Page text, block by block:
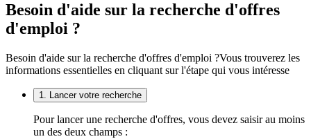
Besoin d'aide sur la recherche d'offres
d'emploi ?
Besoin d'aide sur la recherche d'offres d'emploi ?Vous trouverez les
informations essentielles en cliquant sur l'étape qui vous intéresse
1. Lancer votre recherche
Pour lancer une recherche d'offres, vous devez saisir au moins
un des deux champs :